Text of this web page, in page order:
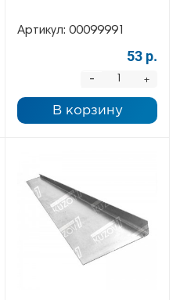
Артикул: 00099991
53 р.
+
-
В корзину